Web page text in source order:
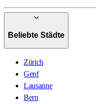
Beliebte Städte
Zürich
Genf
Lausanne
Bern